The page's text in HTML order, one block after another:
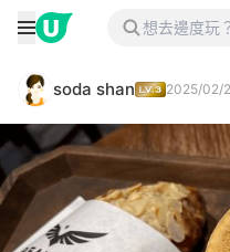
soda shan 2025/02/